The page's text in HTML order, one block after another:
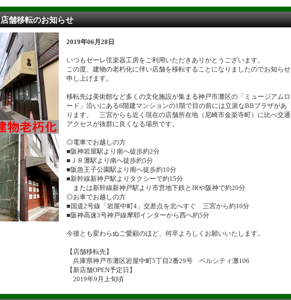
店舗移転のお知らせ
2019年06月28日
いつもゼーレ弦楽器工房をご利用いただきありがとうございます。
この度、建物の老朽化に伴い店舗を移転することになりましたのでお知らせ
申し上げます。
移転先は美術館など多くの文化施設が集まる神戸市灘区の「ミュージアムロ
ード」沿いにある6階建マンションの1階で目の前には立派なBBプラザがあ
ります。 三宮からも近く現在の店舗所在地（尼崎市金楽寺町）に比べ交通
アクセスが抜群に良くなる場所です。
◎電車でお越しの方
■阪神岩屋駅より南へ徒歩約2分
■ＪＲ灘駅より南へ徒歩約5分
■阪急王子公園駅より南へ徒歩約10分
■新幹線新神戸駅よりタクシーで約15分
または新幹線新神戸駅より市営地下鉄とJRや阪神で約20分
◎お車でお越しの方
■国道2号線「岩屋中町4」交差点を北へすぐ 三宮から約10分
■阪神高速3号神戸線摩耶インターから西へ約5分
今後とも変わらぬご愛顧のほど、何卒よろしくお願いいたします。
【店舗移転先】
兵庫県神戸市灘区岩屋中町5丁目2番29号 ベルシティ灘106
【新店舗OPEN予定日】
2019年9月上旬頃